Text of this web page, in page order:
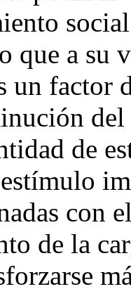
que a su
un factor
de
con
de la